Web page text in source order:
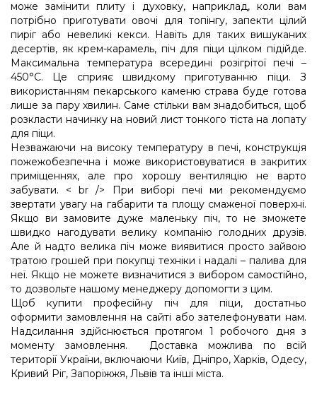
може замінити плиту і духовку, наприклад, коли вам
потрібно приготувати овочі для топінгу, запекти цілий
пиріг або невеликі кекси. Навіть для таких вишуканих
десертів, як крем-карамель, піч для піци цілком підійде.
Максимальна температура всередині розігрітої печі –
450°С. Це сприяє швидкому приготуванню піци. З
використанням пекарського каменю страва буде готова
лише за пару хвилин. Саме стільки вам знадобиться, щоб
розкласти начинку на новий лист тонкого тіста на лопату
для піци.
Незважаючи на високу температуру в печі, конструкція
пожежобезпечна і може використовуватися в закритих
приміщеннях, але про хорошу вентиляцію не варто
забувати. < br /> При виборі печі ми рекомендуємо
звертати увагу на габарити та площу смаженої поверхні.
Якщо ви замовите дуже маленьку піч, то не зможете
швидко нагодувати велику компанію голодних друзів.
Але й надто велика піч може виявитися просто зайвою
тратою грошей при покупці техніки і надалі – палива для
неї. Якщо не можете визначитися з вибором самостійно,
то дозвольте нашому менеджеру допомогти з цим.
Щоб купити професійну піч для піци, достатньо
оформити замовлення на сайті або зателефонувати нам.
Надсилання здійснюється протягом 1 робочого дня з
моменту замовлення. Доставка можлива по всій
території України, включаючи Київ, Дніпро, Харків, Одесу,
Кривий Ріг, Запоріжжя, Львів та інші міста.